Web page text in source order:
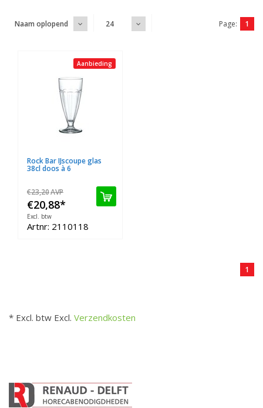
Naam oplopend 24 Page: 1
Aanbieding
Rock Bar IJscoupe glas
38cl doos à 6
€23,20AVP
€20,88*
Excl. btw
Artnr: 2110118
1
* Excl. btw Excl. Verzendkosten